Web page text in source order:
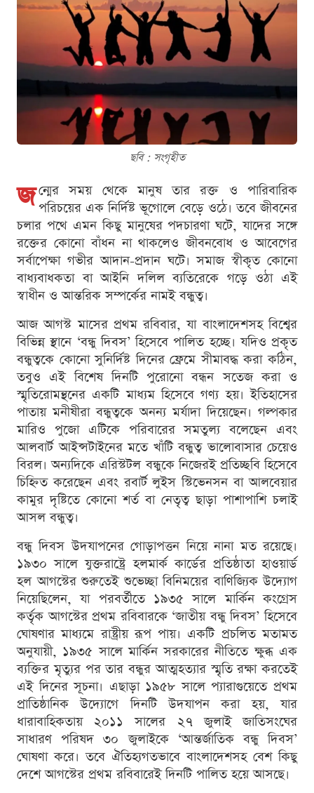
ছবি : সংগৃহীত
জ ন্মের সময় থেকে মানুষ তার রক্ত ও পারিবারিক
পরিচয়ের এক নির্দিষ্ট ভূগোলে বেড়ে ওঠে। তবে জীবনের
চলার পথে এমন কিছু মানুষের পদচারণা ঘটে, যাদের সঙ্গে
রক্তের কোনো বাঁধন না থাকলেও জীবনবোধ ও আবেগের
সর্বাপেক্ষা গভীর আদান-প্রদান ঘটে। সমাজ স্বীকৃত কোনো
বাধ্যবাধকতা বা আইনি দলিল ব্যতিরেকে গড়ে ওঠা এই
স্বাধীন ও আন্তরিক সম্পর্কের নামই বন্ধুত্ব।
আজ আগস্ট মাসের প্রথম রবিবার, যা বাংলাদেশসহ বিশ্বের
বিভিন্ন স্থানে ‘বন্ধু দিবস’ হিসেবে পালিত হচ্ছে। যদিও প্রকৃত
বন্ধুত্বকে কোনো সুনির্দিষ্ট দিনের ফ্রেমে সীমাবদ্ধ করা কঠিন,
তবুও এই বিশেষ দিনটি পুরোনো বন্ধন সতেজ করা ও
স্মৃতিরোমন্থনের একটি মাধ্যম হিসেবে গণ্য হয়। ইতিহাসের
পাতায় মনীষীরা বন্ধুত্বকে অনন্য মর্যাদা দিয়েছেন। গল্পকার
মারিও পুজো এটিকে পরিবারের সমতুল্য বলেছেন এবং
আলবার্ট আইন্সটাইনের মতে খাঁটি বন্ধুত্ব ভালোবাসার চেয়েও
বিরল। অন্যদিকে এরিস্টটল বন্ধুকে নিজেরই প্রতিচ্ছবি হিসেবে
চিহ্নিত করেছেন এবং রবার্ট লুইস স্টিভেনসন বা আলবেয়ার
কামুর দৃষ্টিতে কোনো শর্ত বা নেতৃত্ব ছাড়া পাশাপাশি চলাই
আসল বন্ধুত্ব।
বন্ধু দিবস উদযাপনের গোড়াপত্তন নিয়ে নানা মত রয়েছে।
১৯৩০ সালে যুক্তরাষ্ট্রে হলমার্ক কার্ডের প্রতিষ্ঠাতা হাওয়ার্ড
হল আগস্টের শুরুতেই শুভেচ্ছা বিনিময়ের বাণিজ্যিক উদ্যোগ
নিয়েছিলেন, যা পরবর্তীতে ১৯৩৫ সালে মার্কিন কংগ্রেস
কর্তৃক আগস্টের প্রথম রবিবারকে ‘জাতীয় বন্ধু দিবস’ হিসেবে
ঘোষণার মাধ্যমে রাষ্ট্রীয় রূপ পায়। একটি প্রচলিত মতামত
অনুযায়ী, ১৯৩৫ সালে মার্কিন সরকারের নীতিতে ক্ষুব্ধ এক
ব্যক্তির মৃত্যুর পর তার বন্ধুর আত্মহত্যার স্মৃতি রক্ষা করতেই
এই দিনের সূচনা। এছাড়া ১৯৫৮ সালে প্যারাগুয়েতে প্রথম
প্রাতিষ্ঠানিক উদ্যোগে দিনটি উদযাপন করা হয়, যার
ধারাবাহিকতায় ২০১১ সালের ২৭ জুলাই জাতিসংঘের
সাধারণ পরিষদ ৩০ জুলাইকে ‘আন্তর্জাতিক বন্ধু দিবস’
ঘোষণা করে। তবে ঐতিহ্যগতভাবে বাংলাদেশসহ বেশ কিছু
দেশে আগস্টের প্রথম রবিবারেই দিনটি পালিত হয়ে আসছে।